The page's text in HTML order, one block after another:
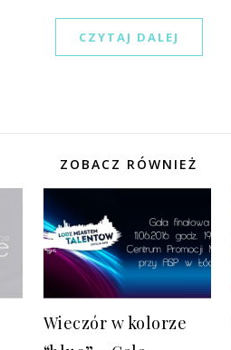
CZYTAJ DALEJ
ZOBACZ RÓWNIEŻ
Wieczór w kolorze